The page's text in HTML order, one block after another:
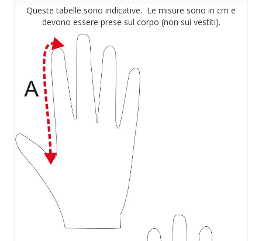
Queste tabelle sono indicative. Le misure sono in cm e
devono essere prese sul corpo (non sui vestiti).